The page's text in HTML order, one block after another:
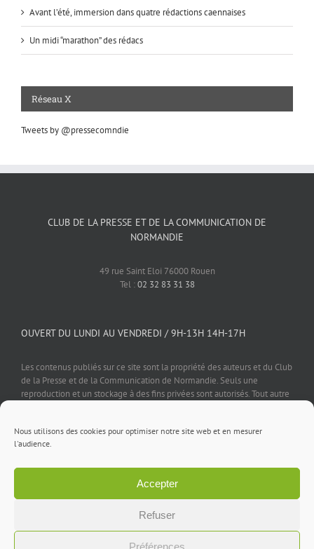
Nous utilisons des cookies pour optimiser notre site web et en mesurer
l'audience.
Accepter
Refuser
Préférences
Avant l’été, immersion dans quatre rédactions caennaises
Un midi “marathon” des rédacs
Réseau X
Tweets by @pressecomndie
CLUB DE LA PRESSE ET DE LA COMMUNICATION DE
NORMANDIE
49 rue Saint Eloi 76000 Rouen
Tel :02 32 83 31 38
OUVERT DU LUNDI AU VENDREDI / 9H-13H 14H-17H
Les contenus publiés sur ce site sont la propriété des auteurs et du Club
de la Presse et de la Communication de Normandie. Seuls une
reproduction et un stockage à des fins privées sont autorisés. Tout autre
Facebook
X LinkedIn
Rss